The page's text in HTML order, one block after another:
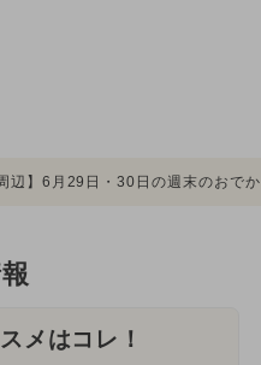
辺】6月29日・30日の週末のおで
メはコレ！